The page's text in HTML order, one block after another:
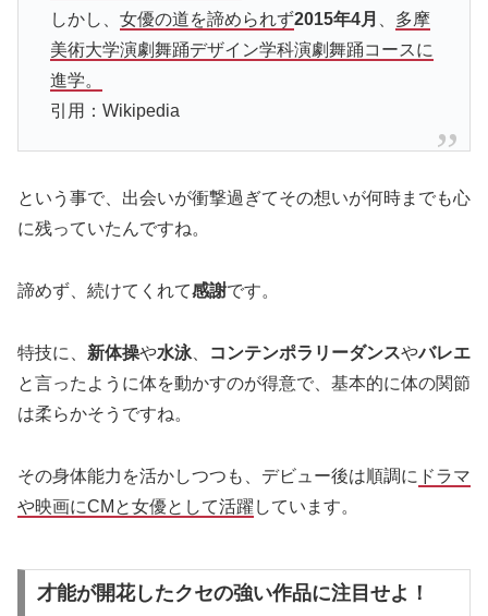
しかし、 女優の道を諦められず2015年4月
多摩
美術大学演劇舞踊デザイン学科演劇舞踊コースに
進学。
引用：Wikipedia
という事で、出会いが衝撃過ぎてその想いが何時までも心
に残っていたんですね。
諦めず、続けてくれて感謝です。
特技に、 新体操や水泳 コンテンポラリーダンスやバレエ
と言ったように体を動かすのが得意で、基本的に体の関節
は柔らかそうですね。
その身体能力を活かしつつも、デビュー後は順調に ドラマ
や映画にCMと女優として活躍 しています。
才能が開花したクセの強い作品に注目せよ！